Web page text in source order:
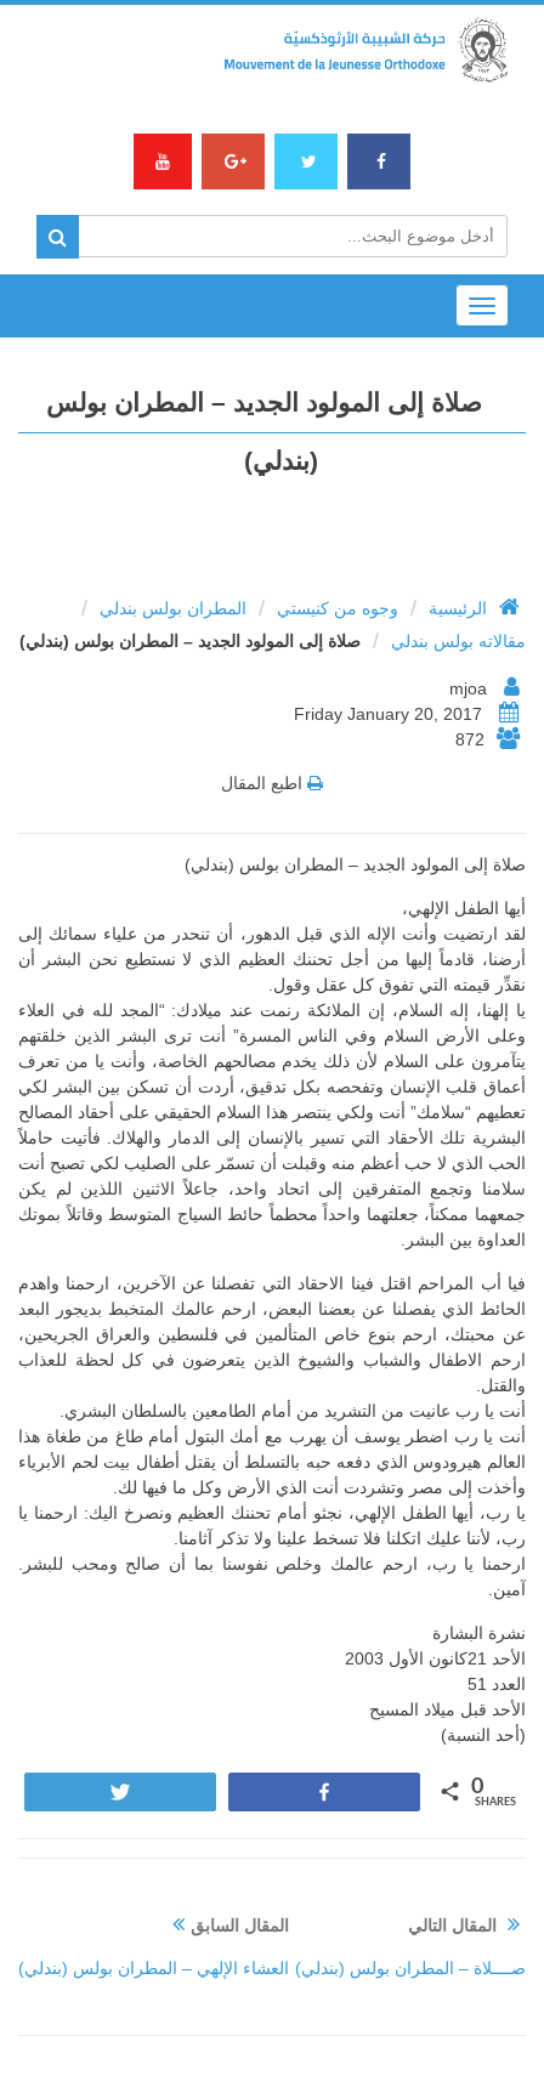
Toggle
navigation
صلاة إلى المولود الجديد – المطران بولس
(بندلي)
الرئيسية / وجوه من كنيستي / المطران بولس بندلي /
مقالاته بولس بندلي / صلاة إلى المولود الجديد – المطران بولس (بندلي)
872
اطبع المقال
صلاة إلى المولود الجديد – المطر ان بولس (بندلي)
أيها الطفل الإلهي،
لقد ارتضيت وأنت الإله الذي قبل الدهور، أن تنحدر من علياء سمائك إلى
أرضنا، قادماً إليها من أجل تحننك العظيم الذي لا نستطيع نحن البشر أن
نقدِّر قيمته التي تفوق كل عقل وقول.
يا إلهنا، إله السلام، إن الملائكة رنمت عند ميلادك: “المجد لله في العلاء
وعلى الأرض السلام وفي الناس المسرة” أنت ترى البشر الذين خلقتهم
يتآمرون على السلام لأن ذلك يخدم مصالحهم الخاصة، وأنت يا من تعرف
أعماق قلب الإنسان وتفحصه بكل تدقيق، أردت أن تسكن بين البشر لكي
تعطيهم “سلامك” أنت ولكي ينتصر هذا السلام الحقيقي على أحقاد المصالح
البشرية تلك الأحقاد التي تسير بالإنسان إلى الدمار والهلاك. فأتيت حاملاً
الحب الذي لا حب أعظم منه وقبلت أن تسمّر على الصليب لكي تصبح أنت
سلامنا وتجمع المتفرقين إلى اتحاد واحد، جاعلاً الاثنين اللذين لم يكن
جمعهما ممكناً، جعلتهما واحداً محطماً حائط السياج المتوسط وقاتلاً بموتك
العداوة بين البشر.
فيا أب المراحم اقتل فينا الاحقاد التي تفصلنا عن الآخرين، ارحمنا واهدم
الحائط الذي يفصلنا عن بعضنا البعض، ارحم عالمك المتخبط بديجور البعد
عن محبتك، ارحم بنوع خاص المتألمين في فلسطين والعراق الجريحين،
ارحم الاطفال والشباب والشيوخ الذين يتعرضون في كل لحظة للعذاب
والقتل.
أنت يا رب عانيت من التشريد من أمام الطامعين بالسلطان البشري.
أنت يا رب اضطر يوسف أن يهرب مع أمك البتول أمام طاغ من طغاة هذا
العالم هيرودوس الذي دفعه حبه بالتسلط أن يقتل أطفال بيت لحم الأبرياء
وأخذت إلى مصر وتشردت أنت الذي الأرض وكل ما فيها لك.
يا رب، أيها الطفل الإلهي، نجثو أمام تحننك العظيم ونصرخ اليك: ارحمنا يا
رب، لأننا عليك اتكلنا فلا تسخط علينا ولا تذكر آثامنا.
ارحمنا يا رب، ارحم عالمك وخلص نفوسنا بما أن صالح ومحب للبشر.
آمين.
نشرة البشارة
الأحد 21كانون الأول 2003
العدد 51
الأحد قبل ميلاد المسيح
(أحد النسبة)
0
SHARES
المقال السابق
العشاء الإلهي – المطران بولس (بندلي)
المقال التالي
صــــلاة – المطران بولس (بندلي)